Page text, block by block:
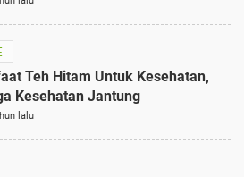
Teh Hitam Untuk Kesehatan,
Kesehatan Jantung
lalu